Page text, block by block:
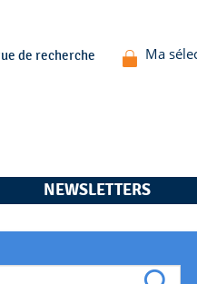
de recherche
NEWSLETTERS